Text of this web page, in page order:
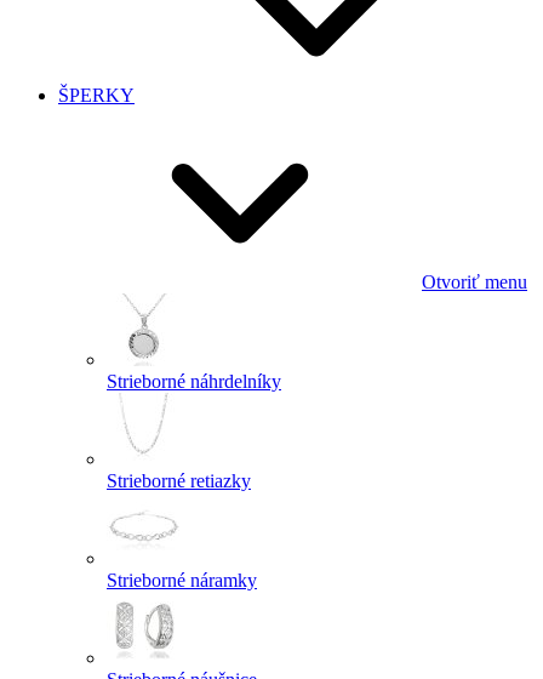
ŠPERKY
Otvoriť menu
Strieborné náhrdelníky
Strieborné retiazky
Strieborné náramky